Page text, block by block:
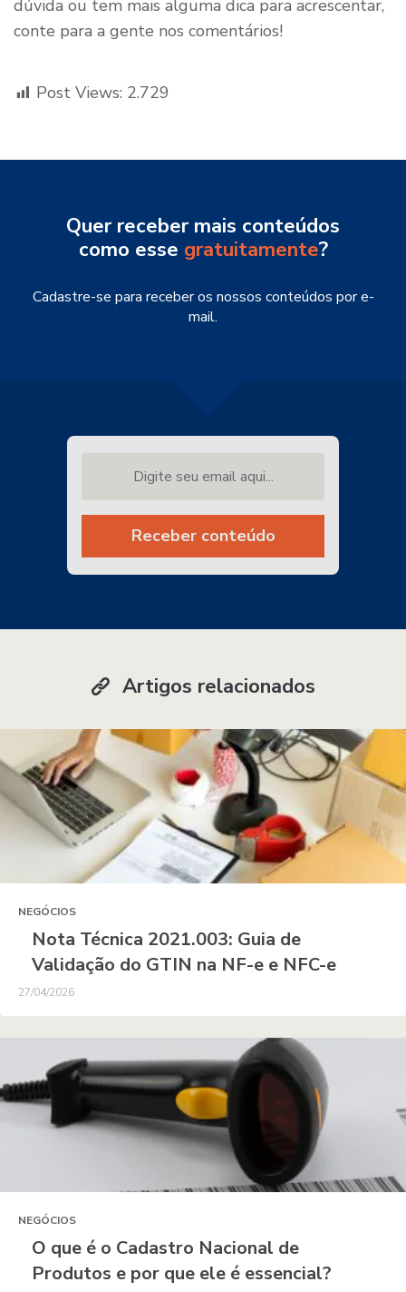
dúvida ou tem mais alguma dica para acrescentar,
conte para a gente nos comentários!
Post Views: 2.729
Quer receber mais conteúdos
como esse gratuitamente?
Cadastre-se para receber os nossos conteúdos por e-
mail.
Receber conteúdo
Artigos relacionados
NEGÓCIOS
Nota Técnica 2021.003: Guia de
Validação do GTIN na NF-e e NFC-e
27/04/2026
NEGÓCIOS
O que é o Cadastro Nacional de
Produtos e por que ele é essencial?